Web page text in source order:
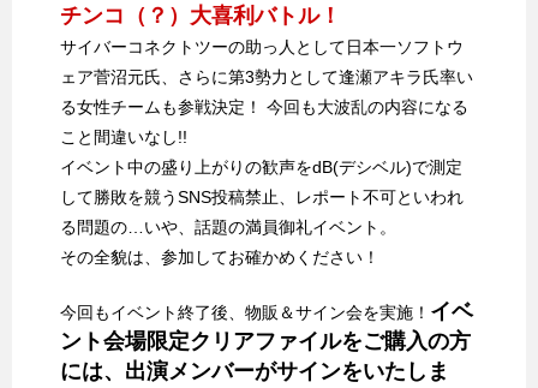
チンコ（？）大喜利バトル！
サイバーコネクトツーの助っ人として日本一ソフトウ
ェア菅沼元氏、さらに第3勢力として逢瀬アキラ氏率い
る女性チームも参戦決定！ 今回も大波乱の内容になる
こと間違いなし!!
イベント中の盛り上がりの歓声をdB(デシベル)で測定
して勝敗を競うSNS投稿禁止、レポート不可といわれ
る問題の…いや、話題の満員御礼イベント。
その全貌は、参加してお確かめください！
今回もイベント終了後、物販＆サイン会を実施！ イベ
ント会場限定クリアファイルをご購入の方
には、出演メンバーがサインをいたしま